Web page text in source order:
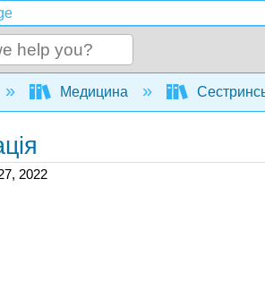
global hierarchy
Медицина
2022